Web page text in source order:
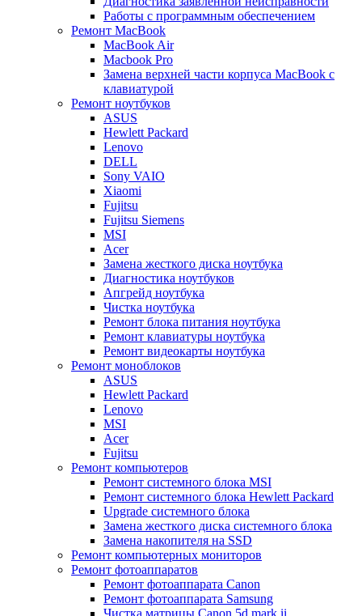
Работы с программным обеспечением
Ремонт MacBook
MacBook Air
Macbook Pro
Замена верхней части корпуса MacBook с
клавиатурой
Ремонт ноутбуков
ASUS
Hewlett Packard
Lenovo
DELL
Sony VAIO
Xiaomi
Fujitsu
Fujitsu Siemens
MSI
Acer
Замена жесткого диска ноутбука
Диагностика ноутбуков
Апгрейд ноутбука
Чистка ноутбука
Ремонт блока питания ноутбука
Ремонт клавиатуры ноутбука
Ремонт видеокарты ноутбука
Ремонт моноблоков
ASUS
Hewlett Packard
Lenovo
MSI
Acer
Fujitsu
Ремонт компьютеров
Ремонт системного блока MSI
Ремонт системного блока Hewlett Packard
Upgrade системного блока
Замена жесткого диска системного блока
Замена накопителя на SSD
Ремонт компьютерных мониторов
Ремонт фотоаппаратов
Ремонт фотоаппарата Canon
Ремонт фотоаппарата Samsung
Чистка матрицы Canon 5d mark ii